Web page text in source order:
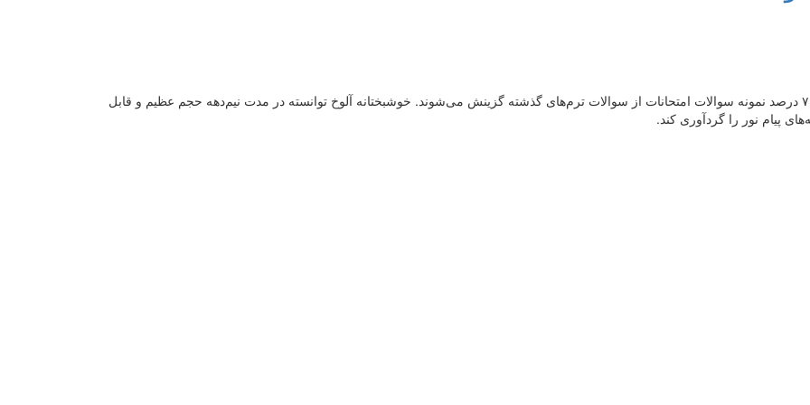
بی‌شک هر دانشجویی به این واقعیت دست یافته که بیش‌از ۷۰ درصد نمونه سوالات امتحانات از سوالات ترم‌های گذشته گزینش می‌شوند. خوشبختانه آلوخ توانسته در مدت نیم‌دهه حجم عظیم و قابل
پیام نور را گردآوری کند.